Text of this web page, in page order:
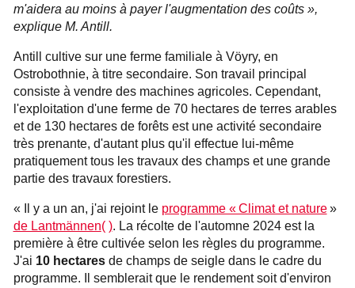
m'aidera au moins à payer l'augmentation des coûts »,
explique M. Antill.
Antill cultive sur une ferme familiale à Vöyry, en
Ostrobothnie, à titre secondaire. Son travail principal
consiste à vendre des machines agricoles. Cependant,
l'exploitation d'une ferme de 70 hectares de terres arables
et de 130 hectares de forêts est une activité secondaire
très prenante, d'autant plus qu'il effectue lui-même
pratiquement tous les travaux des champs et une grande
partie des travaux forestiers.
« Il y a un an, j'ai rejoint le programme « Climat et nature»
de Lantmännen( ). La récolte de l'automne 2024 est la
première à être cultivée selon les règles du programme.
J'ai 10 hectaresde champs de seigle dans le cadre du
programme. Il semblerait que le rendement soit d'environ